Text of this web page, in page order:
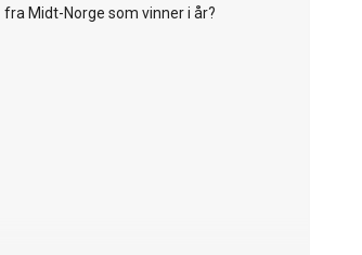
fra Midt-Norge som vinner i år?